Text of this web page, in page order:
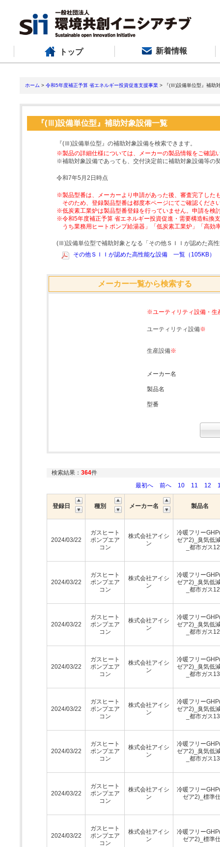
トップ 新着情報
ホーム > 令和5年度補正予算 省エネルギー投資促進支援事業 > 『(Ⅲ)設備単位型』補助
『(Ⅲ)設備単位型』補助対象設備一覧
『(Ⅲ)設備単位型』の補助対象設備を検索できます。
※製品の詳細仕様については、メーカーの製品情報をご確認
※補助対象設備であっても、交付決定前に補助対象設備等の
令和7年5月2日時点
※製品型番は、メーカーより申請があった後、審査完了した
そのため、登録製品型番は都度本ページにてご確認くださ
※低炭素工業炉は製品型番登録を行っていません。申請を検
※令和5年度補正予算 省エネルギー投資促進・需要構造転換
うち業務用ヒートポンプ給湯器」「低炭素工業炉」「高
(Ⅲ)設備単位型で補助対象となる「その他ＳＩＩが認めた高
その他ＳＩＩが認めた高性能な設備 一覧（105KB）
メーカー一覧から検索する
※ユーティリティ設備・生
ユーティリティ設備※
生産設備※
メーカー名
製品名
型番
検索結果： 364件
最初へ
前へ 10 11 12
登録日 種別 メーカー名 製品名
2024/03/22
ガスヒート
ポンプエア
コン
株式会社アイシ
ン
冷暖フリー
ゼア2)_臭気低
_都市ガス
2024/03/22
ガスヒート
ポンプエア
コン
株式会社アイシ
ン
冷暖フリー
ゼア2)_臭気低
_都市ガス
2024/03/22
ガスヒート
ポンプエア
コン
株式会社アイシ
ン
冷暖フリー
ゼア2)_臭気低
_都市ガス
2024/03/22
ガスヒート
ポンプエア
コン
株式会社アイシ
ン
冷暖フリー
ゼア2)_臭気低
_都市ガス
2024/03/22
ガスヒート
ポンプエア
コン
株式会社アイシ
ン
冷暖フリー
ゼア2)_臭気低
_都市ガス
2024/03/22
ガスヒート
ポンプエア
コン
株式会社アイシ
ン
冷暖フリー
ゼア2)_臭気低
_都市ガス
2024/03/22
ガスヒート
ポンプエア
コン
株式会社アイシ
ン
冷暖フリー
ゼア2)_標準
2024/03/22
ガスヒート
ポンプエア
コン
株式会社アイシ
ン
冷暖フリー
ゼア2)_標準